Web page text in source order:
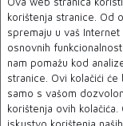
Rambo Amadeus
korištenja stranice. Od
spremaju u vaš
osnovnih
nam pomažu kod
stranice. Ovi kolačići
samo s vašom
korištenja ovih